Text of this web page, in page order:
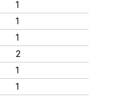
1
1
1
2
1
1